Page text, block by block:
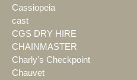
Cassiopeia
cast
CGS DRY HIRE
CHAINMASTER
Charly's Checkpoint
Chauvet